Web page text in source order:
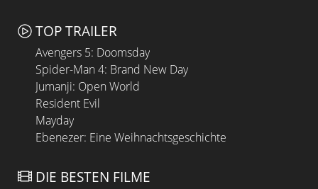
TOP TRAILER
Avengers 5: Doomsday
Spider-Man 4: Brand New Day
Jumanji: Open World
Resident Evil
Mayday
Ebenezer: Eine Weihnachtsgeschichte
DIE BESTEN FILME